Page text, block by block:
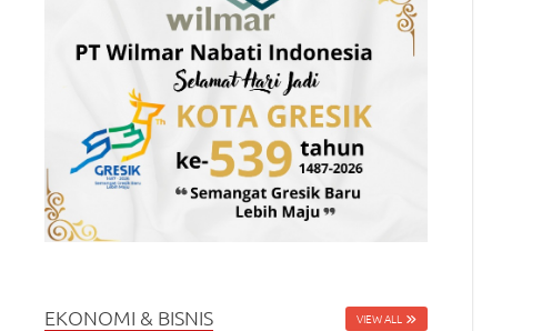
EKONOMI & BISNIS VIEW ALL